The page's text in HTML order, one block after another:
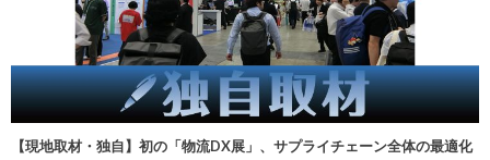
【現地取材・独自】初の「物流DX展」、サプライチェーン全体の最適化